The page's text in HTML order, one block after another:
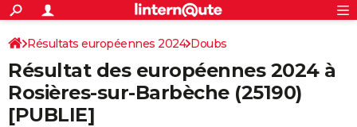
ACTUALITÉS
Politique
Société
Faits Divers
Education
Monde
Villes
+
SPORT
Coupe du monde 2026
Football
Tennis
Cyclisme
Rugby
Forum
CULTURE
Programme TV
TNT
Streaming
Cinéma
Sorties cinéma
Musique
+FINANCE
S'inscrire
Connexion
Résultats européennes 2024 Doubs
Résultat des européennes 2024 à
Rosières-sur-Barbèche (25190)
[PUBLIE]